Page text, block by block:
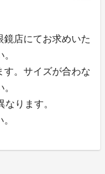
鏡店にてお求めいた
す。サイズが合わな
ります。